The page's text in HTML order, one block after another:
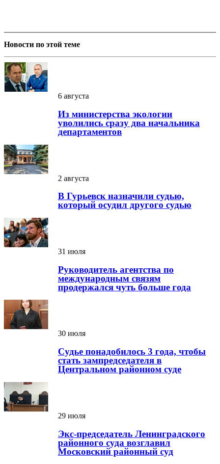
Новости по этой теме
6 августа
Из министерства экологии
уволились сразу два начальника
департаментов
2 августа
В Гурьевск назначили судью,
который осудил другого судью
31 июля
Руководитель агентства по
международным связям
продержался чуть больше года
30 июля
Судье понадобилось 3 года, чтобы
стать зампредседателя в
Центральном районном суде
29 июля
Экс-председатель Ленинградского
районного суда возглавил
Московский районный суд